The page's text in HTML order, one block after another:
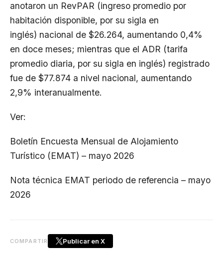
anotaron un RevPAR (ingreso promedio por
habitación disponible, por su sigla en
inglés) nacional de $26.264, aumentando 0,4%
en doce meses; mientras que el ADR (tarifa
promedio diaria, por su sigla en inglés) registrado
fue de $77.874 a nivel nacional, aumentando
2,9% interanualmente.
Ver:
Boletín Encuesta Mensual de Alojamiento
Turístico (EMAT) – mayo 2026
Nota técnica EMAT periodo de referencia – mayo
2026
COMPARTIR Publicar en X